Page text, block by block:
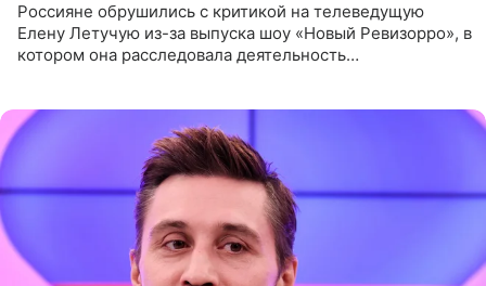
Россияне обрушились с критикой на телеведущую
Елену Летучую из-за выпуска шоу «Новый Ревизорро», в
котором она расследовала деятельность